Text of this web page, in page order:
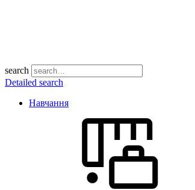
search
Detailed search
Навчання